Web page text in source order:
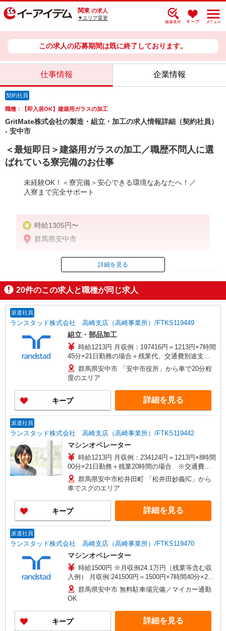
関東 の求人
▼エリア変更
この求人の応募期間は既に終了しております。
仕事情報 企業情報
契約社員
職種：【即入居OK】建築用ガラスの加工
GritMate株式会社の製造・組立・加工の求人情報詳細（契約社員）
- 安中市
＜最短即日＞建築用ガラスの加工／職歴不問人に選
ばれている寮完備のお仕事
未経験OK！＜寮完備＞安心できる環境なあなたへ！／
入寮まで完全サポート
時給1305円〜
群馬県安中市
ID：AD1027490554
掲載期間終了
詳細を見る
20件のこの求人と職種が同じ求人
派遣社員
ランスタッド株式会社 高崎支店（高崎事業所）/FTKS119449
組立・部品加工
時給1213円 月収例：197416円＝1213円×7時間
45分×21日勤務の場合＋残業代、交通費別途支給
※交通費実費支給／当社規定あり。交通費の支給
あり
群馬県安中市 「安中市役所」から車で20分程
度のエリア
キープ 詳細を見る
派遣社員
ランスタッド株式会社 高崎支店（高崎事業所）/FTKS119442
マシンオペレーター
時給1213円 月収例：234124円＝1213円×8時間
00分×21日勤務＋残業20時間の場合 ※交通費別
途支給 ※交通費実費支給／当社規定あり。
群馬県安中市松井田町 「松井田妙義IC」から
車でスグのエリア
キープ 詳細を見る
派遣社員
ランスタッド株式会社 高崎支店（高崎事業所）/FTKS119470
マシンオペレーター
時給1500円 ※月収例24.1万円（残業等含む収
入例） 月収例:241500円＝1500円×7時間40分×21
日勤務の場合＋残業代、交通費別途支給 ※交通費
実費支給／当社規定あり。交通費の支給あり
群馬県安中市 無料駐車場完備／マイカー通勤
OK
キープ 詳細を見る